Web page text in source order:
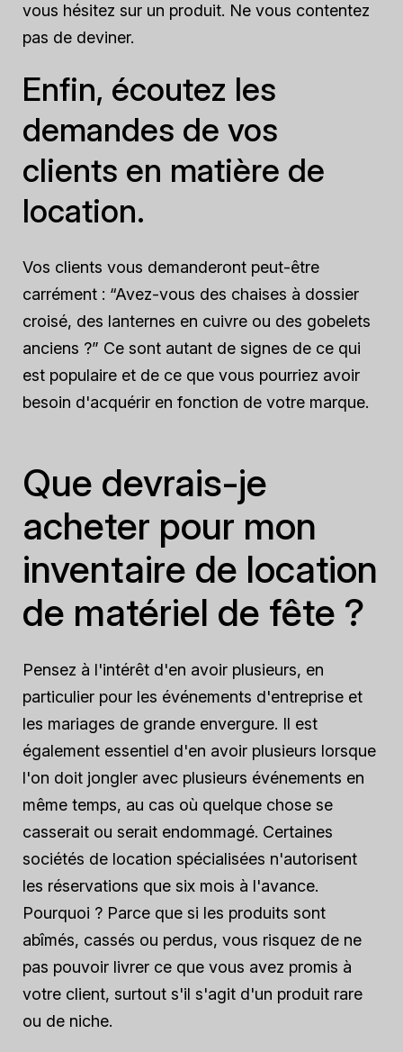
vous hésitez sur un produit. Ne vous contentez
pas de deviner.
Enfin, écoutez les
demandes de vos
clients en matière de
location.
Vos clients vous demanderont peut-être
carrément : “Avez-vous des chaises à dossier
croisé, des lanternes en cuivre ou des gobelets
anciens ?” Ce sont autant de signes de ce qui
est populaire et de ce que vous pourriez avoir
besoin d'acquérir en fonction de votre marque.
Que devrais-je
acheter pour mon
inventaire de location
de matériel de fête ?
Pensez à l'intérêt d'en avoir plusieurs, en
particulier pour les événements d'entreprise et
les mariages de grande envergure. Il est
également essentiel d'en avoir plusieurs lorsque
l'on doit jongler avec plusieurs événements en
même temps, au cas où quelque chose se
casserait ou serait endommagé. Certaines
sociétés de location spécialisées n'autorisent
les réservations que six mois à l'avance.
Pourquoi ? Parce que si les produits sont
abîmés, cassés ou perdus, vous risquez de ne
pas pouvoir livrer ce que vous avez promis à
votre client, surtout s'il s'agit d'un produit rare
ou de niche.